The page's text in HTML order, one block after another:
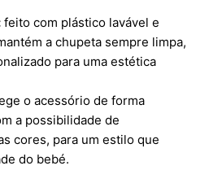
feito com plástico lavável e
a chupeta sempre limpa,
para uma estética
o acessório de forma
a possibilidade de
cores, para um estilo que
do bebé.